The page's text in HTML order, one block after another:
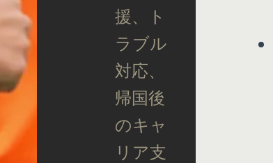
援、ト
ラブル
対応、
帰国後
のキャ
リア支